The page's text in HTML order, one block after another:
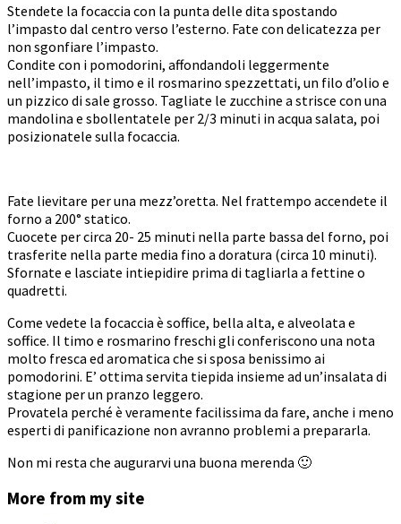
Stendete la focaccia con la punta delle dita spostando
l’impasto dal centro verso l’esterno. Fate con delicatezza per
non sgonfiare l’impasto.
Condite con i pomodorini, affondandoli leggermente
nell’impasto, il timo e il rosmarino spezzettati, un filo d’olio e
un pizzico di sale grosso. Tagliate le zucchine a strisce con una
mandolina e sbollentatele per 2/3 minuti in acqua salata, poi
posizionatele sulla focaccia.
Fate lievitare per una mezz’oretta. Nel frattempo accendete il
forno a 200° statico.
Cuocete per circa 20- 25 minuti nella parte bassa del forno, poi
trasferite nella parte media fino a doratura (circa 10 minuti).
Sfornate e lasciate intiepidire prima di tagliarla a fettine o
quadretti.
Come vedete la focaccia è soffice, bella alta, e alveolata e
soffice. Il timo e rosmarino freschi gli conferiscono una nota
molto fresca ed aromatica che si sposa benissimo ai
pomodorini. E’ ottima servita tiepida insieme ad un’insalata di
stagione per un pranzo leggero.
Provatela perché è veramente facilissima da fare, anche i meno
esperti di panificazione non avranno problemi a prepararla.
Non mi resta che augurarvi una buona merenda 🙂
More from my site